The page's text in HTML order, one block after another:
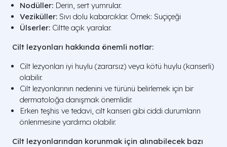
Nodüller: Derin, sert yumrular.
Veziküller: Sıvı dolu kabarcıklar. Örnek: Suçiçeği
Ülserler: Ciltte açık yaralar.
Cilt lezyonları hakkında önemli notlar:
Cilt lezyonları iyi huylu (zararsız) veya kötü huylu (kanserli)
olabilir.
Cilt lezyonlarının nedenini ve türünü belirlemek için bir
dermatoloğa danışmak önemlidir.
Erken teşhis ve tedavi, cilt kanseri gibi ciddi durumların
önlenmesine yardımcı olabilir.
Cilt lezyonlarından korunmak için alınabilecek bazı